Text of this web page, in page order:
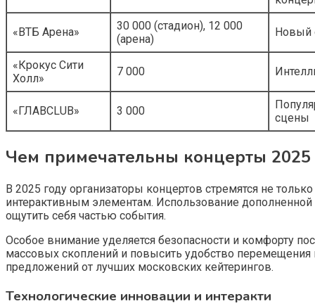
«ВТБ Арена»
30 000 (стадион), 12 000
(арена)
Новый
«Крокус Сити
Холл»
7 000
«ГЛАВCLUB» 3 000
сцены
Чем примечательны концерты
В 2025 году организаторы концертов стремятся не
интерактивным элементам. Использование
ощутить себя частью события.
Особое внимание уделяется безопасности и комфорту
массовых скоплений и повысить удобство перемещения
предложений от лучших московских кейтерингов.
Технологические инновации и интеракти